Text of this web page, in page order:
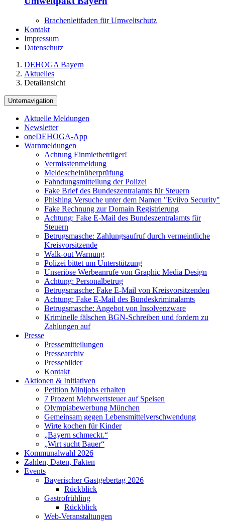
Brachenleitfaden für Umweltschutz
Kontakt
Impressum
Datenschutz
DEHOGA Bayern
Aktuelles
Detailansicht
Unternavigation
Aktuelle Meldungen
Newsletter
oneDEHOGA-App
Warnmeldungen
Achtung Einmietbetrüger!
Vermisstenmeldung
Meldescheinüberprüfung
Fahndungsmitteilung der Polizei
Fake Brief des Bundeszentralamts für Steuern
Phishing Versuche unter dem Namen "Eviivo Security"
Fake Rechnung zur Domain Registrierung
Achtung: Fake E-Mail des Bundeszentralamts für
Steuern
Betrugsmasche: Zahlungsaufruf durch vermeintliche
Kreisvorsitzende
Walk-out Warnung
Polizei bittet um Unterstützung
Unseriöse Werbeanrufe von Graphic Media Design
Achtung: Personalbetrug
Betrugsmasche: Fake E-Mail von Kreisvorsitzenden
Achtung: Fake E-Mail des Bundeskriminalamts
Betrugsmasche: Angebot von Insolvenzware
Kriminelle fälschen BGN-Schreiben und fordern zu
Zahlungen auf
Presse
Pressemitteilungen
Pressearchiv
Pressebilder
Kontakt
Aktionen & Initiativen
Petition Minijobs erhalten
7 Prozent Mehrwertsteuer auf Speisen
Olympiabewerbung München
Gemeinsam gegen Lebensmittelverschwendung
Wirte kochen für Kinder
„Bayern schmeckt.“
„Wirt sucht Bauer“
Kommunalwahl 2026
Zahlen, Daten, Fakten
Events
Bayerischer Gastgebertag 2026
Rückblick
Gastrofrühling
Rückblick
Web-Veranstaltungen